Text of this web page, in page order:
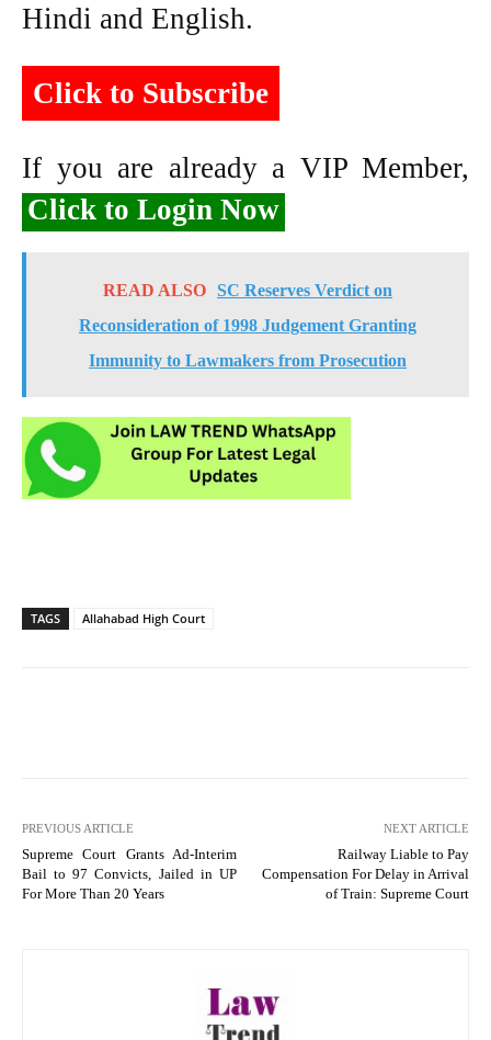
Hindi and English.
Click to Subscribe
If you are already a VIP Member,
Click to Login Now
READ ALSO SC Reserves Verdict on
Reconsideration of 1998 Judgement Granting
Immunity to Lawmakers from Prosecution
TAGS Allahabad High Court
PREVIOUS ARTICLE
Supreme Court Grants Ad-Interim
Bail to 97 Convicts, Jailed in UP
For More Than 20 Years
NEXT ARTICLE
Railway Liable to Pay
Compensation For Delay in Arrival
of Train: Supreme Court